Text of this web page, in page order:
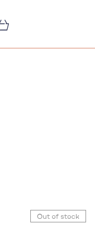
Out of stock